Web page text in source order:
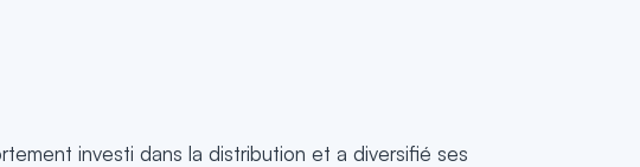
investi dans la distribution et a diversifié ses